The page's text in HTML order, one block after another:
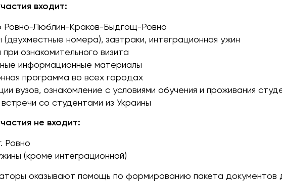
входит:
Ровно-Люблин-Краков-Быдгощ-Ровно
(двухместные номера), завтраки, интеграционная ужин
ознакомительного визита
информационные материалы
программа во всех городах
вузов, ознакомление с условиями обучения и проживания
со студентами из Украины
не входит:
Ровно
(кроме интеграционной)
оказывают помощь по формированию пакета документов